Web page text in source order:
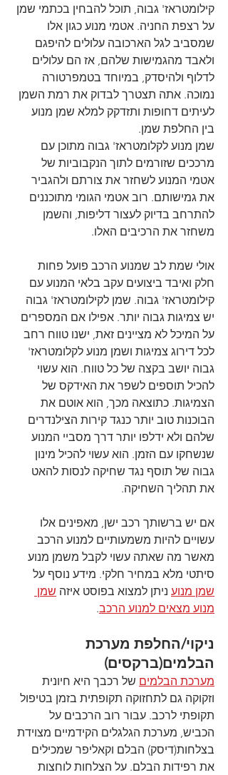
קילומטראז' גבוה, תוכל להבחין בכתמי שמן
על רצפת החניה. אטמי מנוע כגון אלו
שמסביב לגל הארכובה עלולים להיפגם
ולאבד מהגמישות שלהם, אז הם עלולים
לדלוף ולהיסדק, במיוחד בטמפרטורה
נמוכה. אתה תצטרך לבדוק את רמת השמן
לעיתים דחופות ותזדקק למלא שמן מנוע
בין החלפת שמן.
שמן מנוע לקלומטראז' גבוה מתוכן עם
מרככים שזורמים לתוך הנקבוביות של
אטמי המנוע לשחזר את צורתם ולהגביר
את גמישותם. רוב אטמי הגומי מתוכננים
להתרחב בדיוק לעצור דליפות, והשמן
משחזר את הרכיבים האלו.
אולי שמת לב שמנוע הרכב פועל פחות
חלק ואיבד ביצועים עקב בלאי המנוע עם
קילומטראז' גבוה. שמן לקילומטראז' גבוה
יש צמיגות גבוה יותר. אפילו אם המספרים
על המיכל לא מציינים זאת, ישנו טווח רחב
לכל דירוג צמיגות ושמן מנוע לקלומטראז'
גבוה יושב בקצה של כל טווח. הוא עשוי
להכיל תוספים לשפר את האידקס של
הצמיגות. כתוצאה מכך, הוא אוטם את
הבוכנות טוב יותר כנגד קירות הצילנדרים
שלהם ולא ידלפו יותר דרך מסביי המנוע
שנשחקו עם הזמן. הוא עשוי להכיל מינון
גבוה של תוסף נגד שחיקה לנסות להאט
את תהליך השחיקה.
אם יש ברשותך רכב ישן, מאפינים אלו
עשויים להיות משמעותיים למנוע הרכב
מאשר מה שאתה עשוי לקבל משמן מנוע
סיתטי מלא במחיר חלקי. מידע נוסף על
שמן מנוע ניתן למצוא בפוסט איזה שמן
מנוע מצאים למנוע הרכב.
ניקוי/החלפת מערכת
הבלמים(ברקסים)
מערכת הבלמים של רכבך היא חיונית
וזקוקה גם לתחזוקה תקופתית בזמן בטיפול
תקופתי לרכב. עבור רוב הרכבים על
הכביש, מערכת הגלגלים הקידמיים מצוידת
בצלחות(דיסק) הבלם וקאליפר שמכילים
את רפידות הבלם. על הצלחות לוחצות